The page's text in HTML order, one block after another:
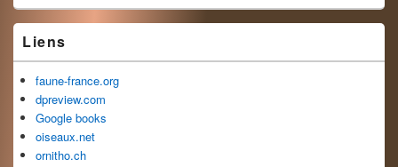
Liens
faune-france.org
dpreview.com
Google books
oiseaux.net
ornitho.ch